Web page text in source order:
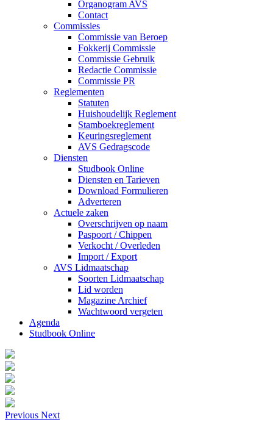
Organogram AVS
Contact
Commissies
Commissie van Beroep
Fokkerij Commissie
Commissie Gebruik
Redactie Commissie
Commissie PR
Reglementen
Statuten
Huishoudelijk Reglement
Stamboekreglement
Keuringsreglement
AVS Gedragscode
Diensten
Studbook Online
Diensten en Tarieven
Download Formulieren
Adverteren
Actuele zaken
Overschrijven op naam
Paspoort / Chippen
Verkocht / Overleden
Import / Export
AVS Lidmaatschap
Soorten Lidmaatschap
Lid worden
Magazine Archief
Wachtwoord vergeten
Agenda
Studbook Online
Previous Next